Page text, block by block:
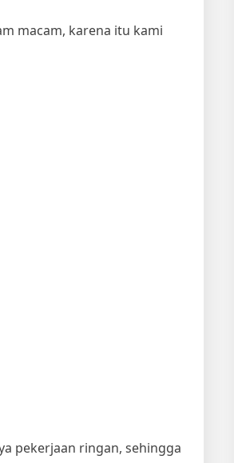
macam, karena itu kami
pekerjaan ringan, sehingga